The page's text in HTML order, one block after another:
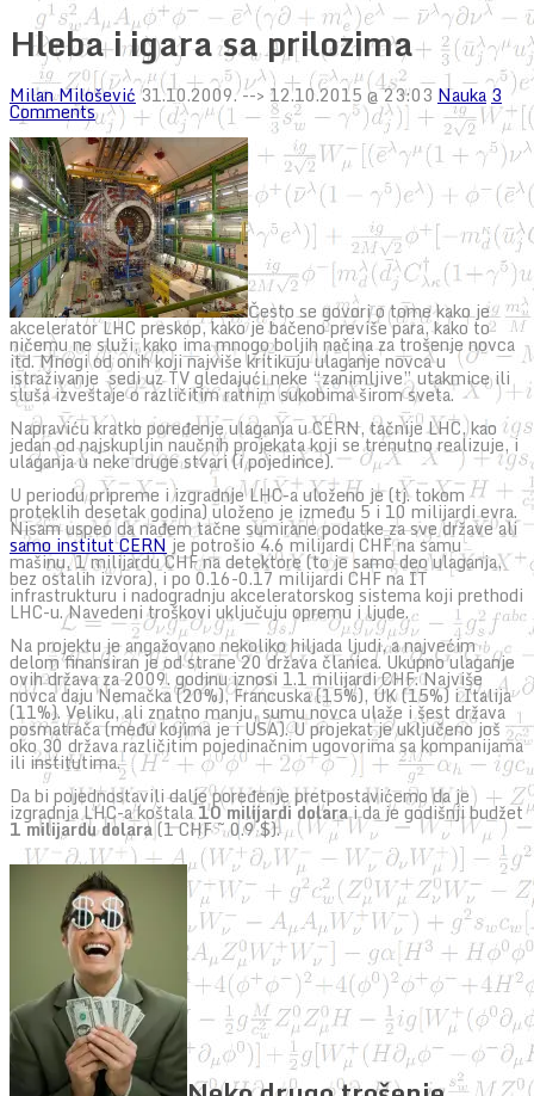
Hleba i igara sa prilozima
Milan Milošević 31.10.2009. --> 12.10.2015 @ 23:03 Nauka 3
Comments
Često se govori o tome kako je
akcelerator LHC preskop, kako je bačeno previše para, kako to
ničemu ne služi, kako ima mnogo boljih načina za trošenje novca
itd. Mnogi od onih koji najviše kritikuju ulaganje novca u
istraživanje sedi uz TV gledajući neke “zanimljive” utakmice ili
sluša izveštaje o različitim ratnim sukobima širom sveta.
Napraviću kratko poređenje ulaganja u CERN, tačnije LHC, kao
jedan od najskupljin naučnih projekata koji se trenutno realizuje, i
ulaganja u neke druge stvari (i pojedince).
U periodu pripreme i izgradnje LHC-a uloženo je (tj. tokom
proteklih desetak godina) uloženo je između 5 i 10 milijardi evra.
Nisam uspeo da nađem tačne sumirane podatke za sve države ali
samo institut CERNje potrošio 4.6 milijardi CHF na samu
mašinu, 1 milijardu CHF na detektore (to je samo deo ulaganja,
bez ostalih izvora), i po 0.16-0.17 milijardi CHF na IT
infrastrukturu i nadogradnju akceleratorskog sistema koji prethodi
LHC-u. Navedeni troškovi uključuju opremu i ljude.
Na projektu je angažovano nekoliko hiljada ljudi, a najvećim
delom finansiran je od strane 20 država članica. Ukupno ulaganje
ovih država za 2009. godinu iznosi 1.1 milijardi CHF. Najviše
novca daju Nemačka (20%), Francuska (15%), UK (15%) i Italija
(11%). Veliku, ali znatno manju, sumu novca ulaže i šest država
posmatrača (među kojima je i USA). U projekat je uključeno još
oko 30 država različitim pojedinačnim ugovorima sa kompanijama
ili institutima.
Da bi pojednostavili dalje poređenje pretpostavićemo da je
izgradnja LHC-a koštala10 milijardi dolarai da je godišnji budžet
1 milijardu dolara(1 CHF ~ 0.9 $).